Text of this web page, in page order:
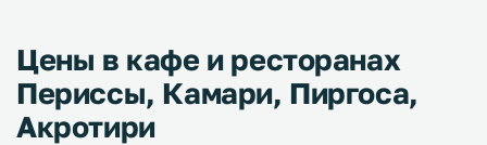
Цены в кафе и ресторанах
Периссы, Камари, Пиргоса,
Акротири